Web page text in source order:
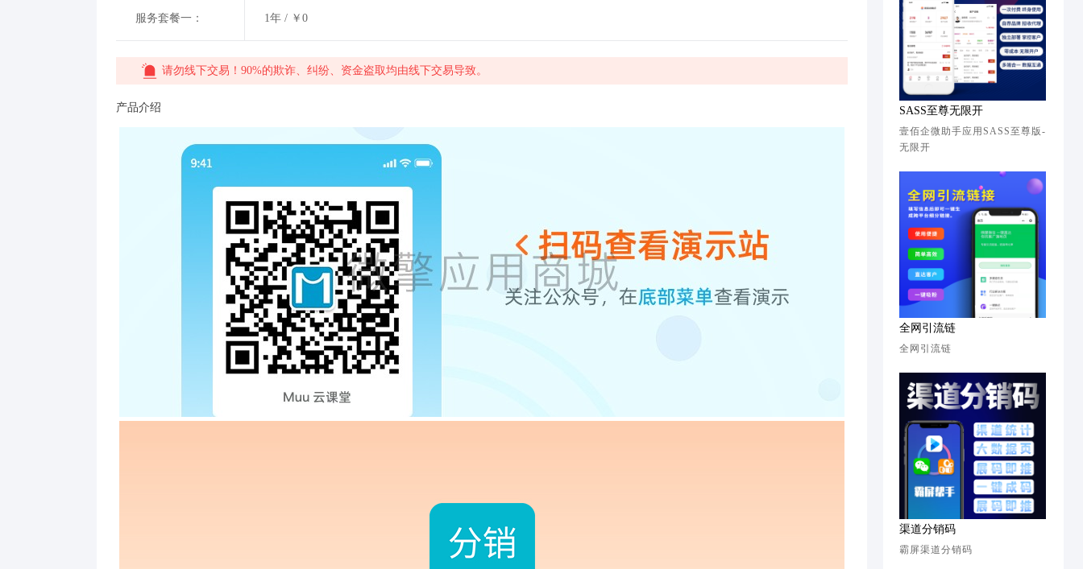
服务套餐一： 1年 / ￥0
请勿线下交易！90%的欺诈、纠纷、资金盗取均由线下交易导致。
产品介绍 SASS至尊无限开
壹佰企微助手应用SASS至尊版-
无限开
全网引流链
全网引流链
渠道分销码
霸屏渠道分销码